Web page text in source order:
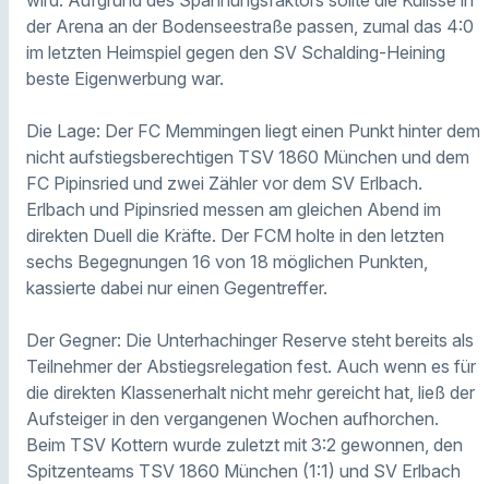
der Arena an der Bodenseestraße passen, zumal das 4:0
im letzten Heimspiel gegen den SV Schalding-Heining
beste Eigenwerbung war.
Die Lage: Der FC Memmingen liegt einen Punkt hinter dem
nicht aufstiegsberechtigen TSV 1860 München und dem
FC Pipinsried und zwei Zähler vor dem SV Erlbach.
Erlbach und Pipinsried messen am gleichen Abend im
direkten Duell die Kräfte. Der FCM holte in den letzten
sechs Begegnungen 16 von 18 möglichen Punkten,
kassierte dabei nur einen Gegentreffer.
Der Gegner: Die Unterhachinger Reserve steht bereits als
Teilnehmer der Abstiegsrelegation fest. Auch wenn es für
die direkten Klassenerhalt nicht mehr gereicht hat, ließ der
Aufsteiger in den vergangenen Wochen aufhorchen.
Beim TSV Kottern wurde zuletzt mit 3:2 gewonnen, den
Spitzenteams TSV 1860 München (1:1) und SV Erlbach